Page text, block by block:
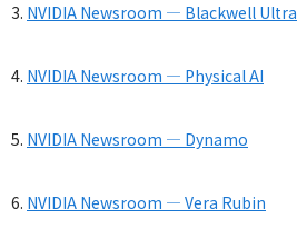
3. NVIDIA Newsroom — Blackwell Ultra
4. NVIDIA Newsroom — Physical AI
5. NVIDIA Newsroom — Dynamo
6. NVIDIA Newsroom — Vera Rubin